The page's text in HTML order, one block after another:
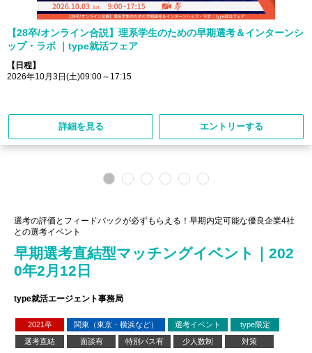
【28卒/オンライン合説】理系学生のための早期選考＆インターンシ
ップ・ラボ ｜type就活フェア
【日程】
2026年10月3日(土)09:00～17:15
詳細を見る エントリーする
選考の評価とフィードバックが必ずもらえる！早期内定可能な優良企業4社
との選考イベント
早期選考直結型マッチングイベント｜202
0年2月12日
type就活エージェント事務局
2021卒 関東（東京・横浜など） 選考イベント
type限定
選考直結
面談有 特別パス有 少人数制 対策